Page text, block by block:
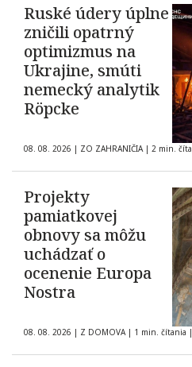
Ruské údery úplne
zničili opatrný
optimizmus na
Ukrajine, smúti
nemecký analytik
Röpcke
08. 08. 2026 | ZO ZAHRANIČIA | 2 min.
Projekty
pamiatkovej
obnovy sa môžu
uchádzať o
ocenenie Europa
Nostra
08. 08. 2026 | Z DOMOVA | 1 min. čítania |